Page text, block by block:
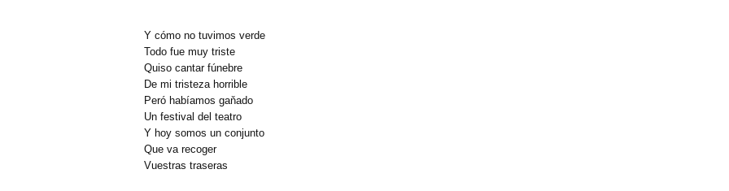
Y cómo no tuvimos verde
Todo fue muy triste
Quiso cantar fúnebre
De mi tristeza horrible
Peró habíamos gaňado
Un festival del teatro
Y hoy somos un conjunto
Que va recoger
Vuestras traseras